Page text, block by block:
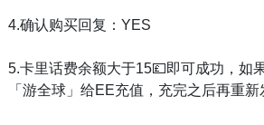
4.确认购买回复：YES
5.卡里话费余额大于15💷即可成功，如
「游全球」给EE充值，充完之后再重